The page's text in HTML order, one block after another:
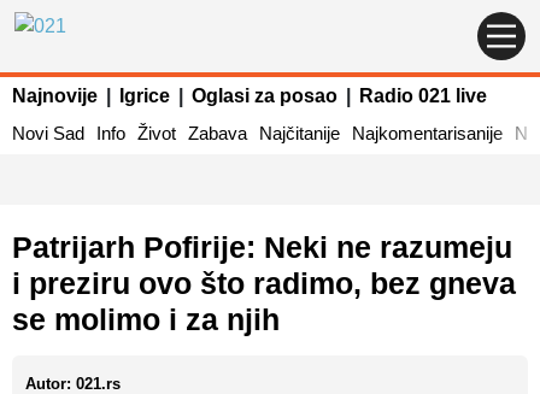
Najnovije Igrice Oglasi za posao
Radio 021 live
Novi Sad
Info Život Zabava Najčitanije Najkomentarisanije
Patrijarh Pofirije: Neki ne razumeju
i preziru ovo što radimo, bez gneva
se molimo i za njih
Autor: 021.rs